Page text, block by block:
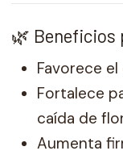
🌿 Beneficios
Favorece
Fortalece
caída de
Aumenta